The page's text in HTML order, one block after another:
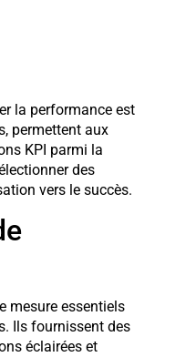
la performance est
permettent aux
KPI parmi la
des
vers le succès.
mesure essentiels
Ils fournissent des
éclairées et